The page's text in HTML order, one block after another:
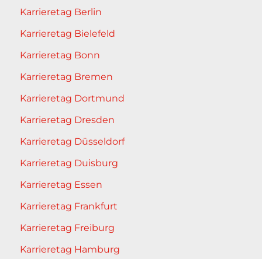
Karrieretag Berlin
Karrieretag Bielefeld
Karrieretag Bonn
Karrieretag Bremen
Karrieretag Dortmund
Karrieretag Dresden
Karrieretag Düsseldorf
Karrieretag Duisburg
Karrieretag Essen
Karrieretag Frankfurt
Karrieretag Freiburg
Karrieretag Hamburg